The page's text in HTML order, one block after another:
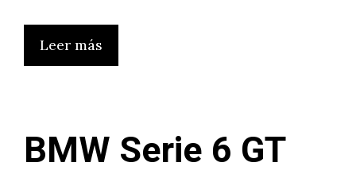
Leer más
BMW Serie 6 GT